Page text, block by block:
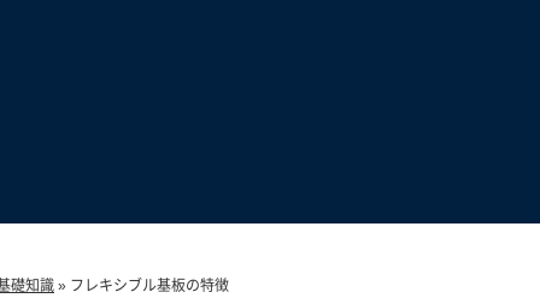
礎知識» フレキシブル基板の特徴